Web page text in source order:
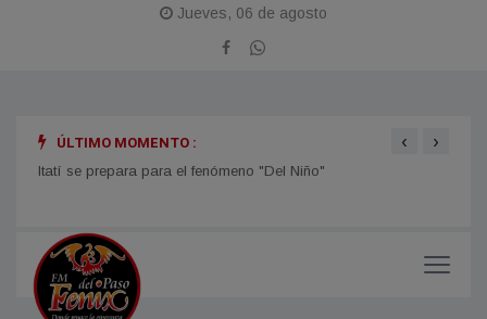
Jueves, 06 de agosto
ÚLTIMO MOMENTO :
Itatí se prepara para el fenómeno "Del Niño"
‹ ›